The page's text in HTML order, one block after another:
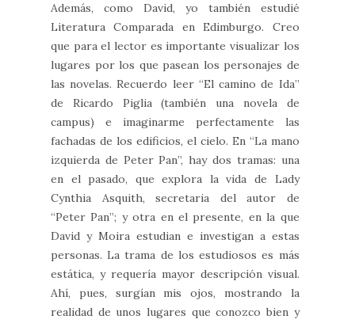
Además, como David, yo también estudié
Literatura Comparada en Edimburgo. Creo
que para el lector es importante visualizar los
lugares por los que pasean los personajes de
las novelas. Recuerdo leer “El camino de Ida”
de Ricardo Piglia (también una novela de
campus) e imaginarme perfectamente las
fachadas de los edificios, el cielo. En “La mano
izquierda de Peter Pan”, hay dos tramas: una
en el pasado, que explora la vida de Lady
Cynthia Asquith, secretaria del autor de
“Peter Pan”; y otra en el presente, en la que
David y Moira estudian e investigan a estas
personas. La trama de los estudiosos es más
estática, y requería mayor descripción visual.
Ahí, pues, surgían mis ojos, mostrando la
realidad de unos lugares que conozco bien y